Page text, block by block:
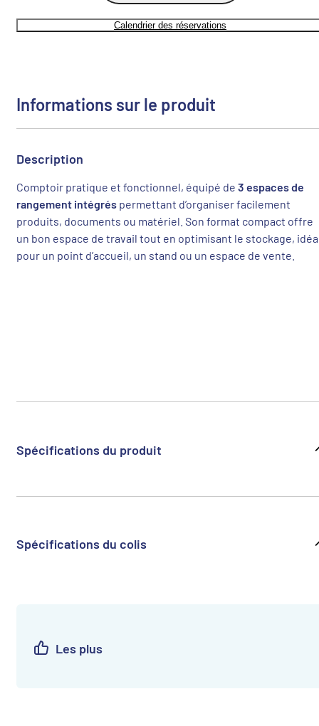
Calendrier des réservations
Informations sur le produit
Description
Comptoir pratique et fonctionnel, équipé de 3 espaces de
rangement intégrés permettant d’organiser facilement
produits, documents ou matériel. Son format compact offre
un bon espace de travail tout en optimisant le stockage,
pour un point d’accueil, un stand ou un espace de vente.
Spécifications du produit
Spécifications du colis
Les plus